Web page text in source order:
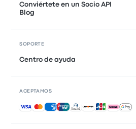
Conviértete en un Socio API
Blog
SOPORTE
Centro de ayuda
ACEPTAMOS
Pagos aceptados